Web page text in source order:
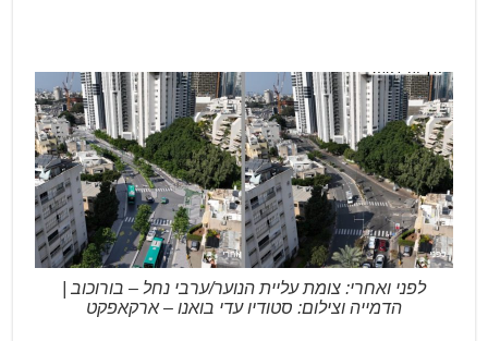
לפני ואחרי: צומת עליית הנוער/ערבי נחל – בורוכוב |
הדמייה וצילום: סטודיו עדי בואנו – ארקאפקט